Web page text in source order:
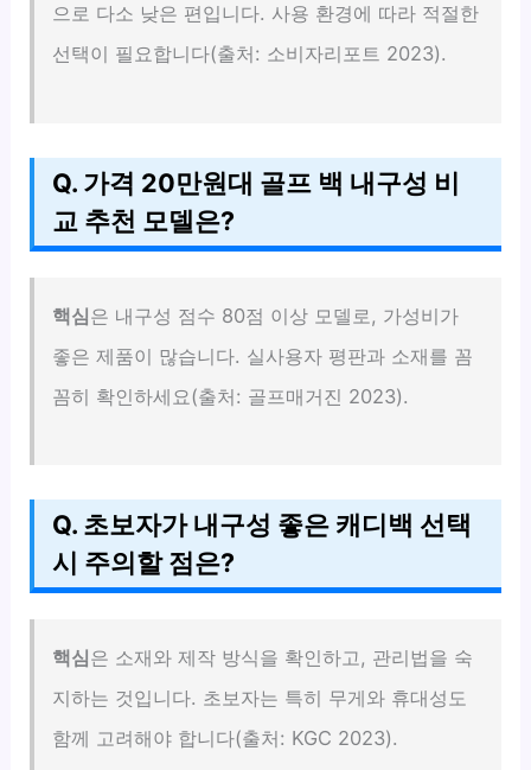
으로 다소 낮은 편입니다. 사용 환경에 따라 적절한
선택이 필요합니다(출처: 소비자리포트 2023).
Q. 가격 20만원대 골프 백 내구성 비
교 추천 모델은?
핵심은 내구성 점수 80점 이상 모델로, 가성비가
좋은 제품이 많습니다. 실사용자 평판과 소재를 꼼
꼼히 확인하세요(출처: 골프매거진 2023).
Q. 초보자가 내구성 좋은 캐디백 선택
시 주의할 점은?
핵심은 소재와 제작 방식을 확인하고, 관리법을 숙
지하는 것입니다. 초보자는 특히 무게와 휴대성도
함께 고려해야 합니다(출처: KGC 2023).